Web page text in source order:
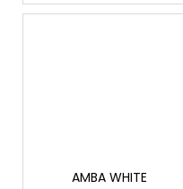
AMBA WHITE